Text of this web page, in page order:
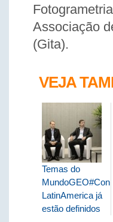
Associação
(Gita).
VEJA
Temas do
LatinAmerica já
estão definidos